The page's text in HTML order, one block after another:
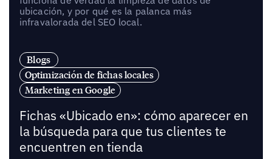
ubicación, y por qué es la palanca más
infravalorada del SEO local.
Blogs
Optimización de fichas locales
Marketing en Google
Fichas «Ubicado en»: cómo aparecer en
la búsqueda para que tus clientes te
encuentren en tienda